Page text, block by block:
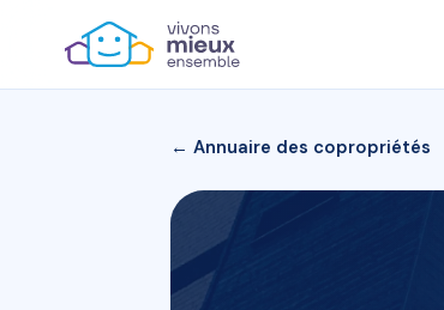
← Annuaire des copropriétés